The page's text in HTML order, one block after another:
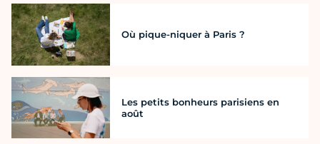
Où pique-niquer à Paris ?
Les petits bonheurs parisiens en
août